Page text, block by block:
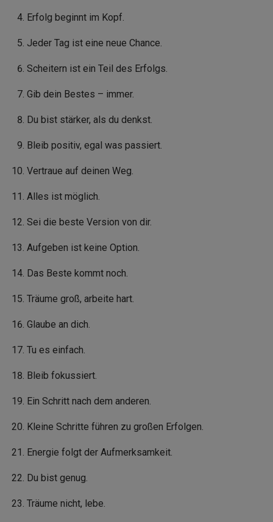
Erfolg beginnt im Kopf.
Jeder Tag ist eine neue Chance.
Scheitern ist ein Teil des Erfolgs.
Gib dein Bestes – immer.
Du bist stärker, als du denkst.
Bleib positiv, egal was passiert.
Vertraue auf deinen Weg.
Alles ist möglich.
Sei die beste Version von dir.
Aufgeben ist keine Option.
Das Beste kommt noch.
Träume groß, arbeite hart.
Glaube an dich.
Tu es einfach.
Bleib fokussiert.
Ein Schritt nach dem anderen.
Kleine Schritte führen zu großen Erfolgen.
Energie folgt der Aufmerksamkeit.
Du bist genug.
Träume nicht, lebe.